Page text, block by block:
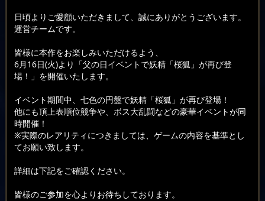
日頃よりご愛顧いただきまして、誠にありがとうございます。
運営チームです。
皆様に本作をお楽しみいただけるよう、
6月16日(火)より「父の日イベントで妖精「桜狐」が再び登
場！」を開催いたします。
イベント期間中、七色の円盤で妖精「桜狐」が再び登場！
他にも頂上表順位競争や、ボス大乱闘などの豪華イベントが同
時開催！
※実際のレアリティにつきましては、ゲームの内容を基準とし
てお願い致します。
詳細は下記をご確認ください。
皆様のご参加を心よりお待ちしております。